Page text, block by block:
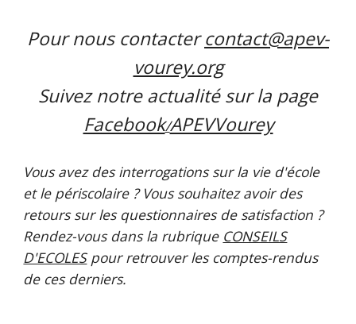
Pour nous contacter contact@apev-
vourey.org
Suivez notre actualité sur la page
Facebook/APEVVourey
Vous avez des interrogations sur la vie d'école
et le périscolaire ? Vous souhaitez avoir des
retours sur les questionnaires de satisfaction ?
Rendez-vous dans la rubrique CONSEILS
D'ECOLESpour retrouverles comptes-rendus
de ces derniers.